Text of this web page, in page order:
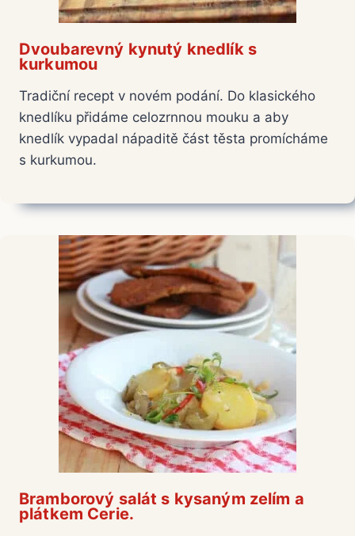
Dvoubarevný kynutý knedlík s
kurkumou
Tradiční recept v novém podání. Do klasického
knedlíku přidáme celozrnnou mouku a aby
knedlík vypadal nápaditě část těsta promícháme
s kurkumou.
Bramborový salát s kysaným zelím a
plátkem Cerie.